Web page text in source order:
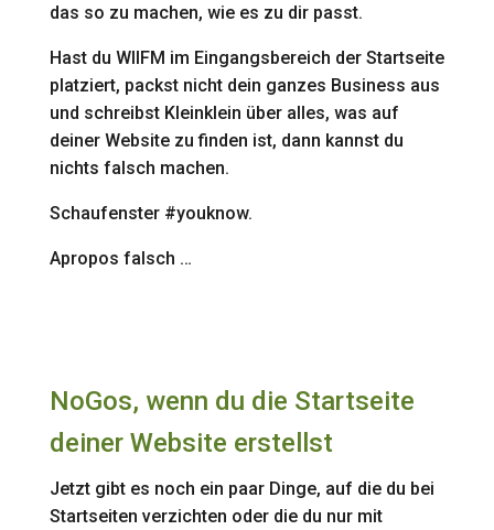
das so zu machen, wie es zu dir passt.
Hast du WIIFM im Eingangsbereich der Startseite
platziert, packst nicht dein ganzes Business aus
und schreibst Kleinklein über alles, was auf
deiner Website zu finden ist, dann kannst du
nichts falsch machen.
Schaufenster #youknow.
Apropos falsch …
NoGos, wenn du die Startseite
deiner Website erstellst
Jetzt gibt es noch ein paar Dinge, auf die du bei
Startseiten verzichten oder die du nur mit